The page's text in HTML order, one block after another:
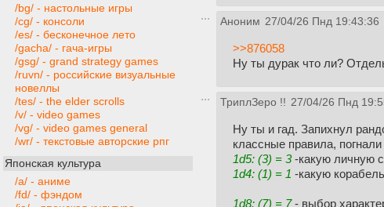
/bg/ - настольные игры
/cg/ - консоли
/es/ - бесконечное лето
/gacha/ - гача-игры
/gsg/ - grand strategy games
/ruvn/ - российские визуальные
новеллы
/tes/ - the elder scrolls
/v/ - video games
/vg/ - video games general
/wr/ - текстовые авторские рпг
Японская культура
/a/ - аниме
/fd/ - фэндом
Аноним 27/04/26 Пнд 19:43:36
>>876058
Ну ты дурак что ли?
ТриплЗеро !! 27/04/26 Пнд
Ну ты и гад. Запихнул
классные правила, погнали
1d5: (3) = 3-какую личную
1d4: (1) = 1 -какую
1d8: (7) = 7- выбор